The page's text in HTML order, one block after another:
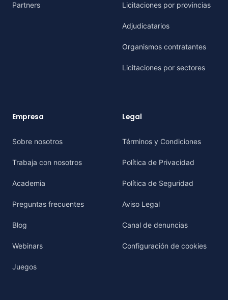
Partners Licitaciones por provincias
Adjudicatarios
Organismos contratantes
Licitaciones por sectores
Empresa
Sobre nosotros
Trabaja con nosotros
Academia
Preguntas frecuentes
Blog
Webinars
Juegos
Legal
Términos y Condiciones
Política de Privacidad
Política de Seguridad
Aviso Legal
Canal de denuncias
Configuración de cookies